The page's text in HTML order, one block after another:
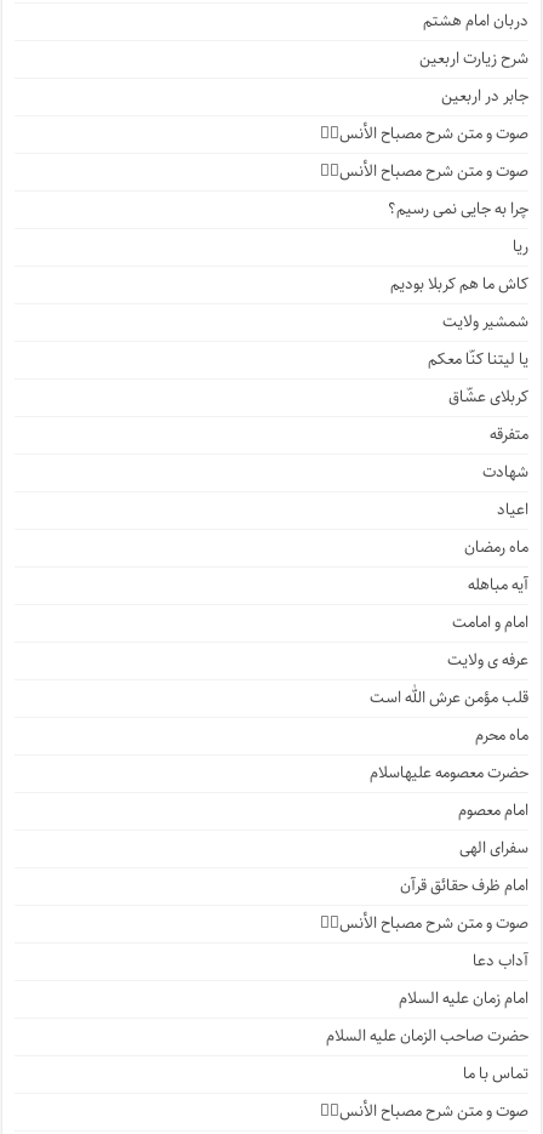
دربان امام هشتم
شرح زیارت اربعین
جابر در اربعین
صوت و متن شرح مصباح الأنس۴️⃣
صوت و متن شرح مصباح الأنس۳️⃣
چرا به جایی نمی رسیم؟
ریا
کاش ما هم کربلا بودیم
شمشیر ولایت
یا لیتنا کنّا معکم
کربلای عشّاق
متفرقه
شهادت
اعیاد
ماه رمضان
آیه مباهله
امام و امامت
عرفه ی ولایت
قلب مؤمن عرش الله است
ماه محرم
حضرت معصومه علیهاسلام
امام معصوم
سفرای الهی
امام ظرف حقائق قرآن
صوت و متن شرح مصباح الأنس۲️⃣
آداب دعا
امام زمان علیه السلام
حضرت صاحب الزمان علیه السلام
تماس با ما
صوت و متن شرح مصباح الأنس۱️⃣